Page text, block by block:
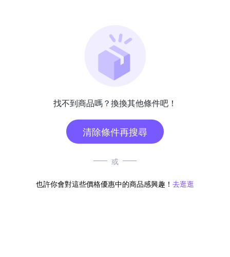
找不到商品嗎？換換其他條件吧！
清除條件再搜尋
或
也許你會對這些價格優惠中的商品感興趣！ 去逛逛